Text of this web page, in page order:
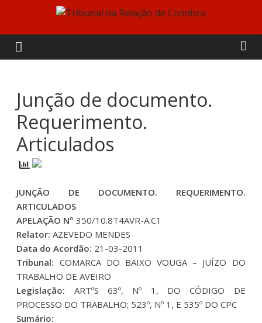
content
Tribunal
da
Relação
de
Coimbra
Junção de documento.
Requerimento.
Articulados
JUNÇÃO DE DOCUMENTO. REQUERIMENTO.
ARTICULADOS
APELAÇÃO Nº 350/10.8T4AVR-A.C1
Relator:AZEVEDO MENDES
Data do Acordão: 21-03-2011
Tribunal: COMARCA DO BAIXO VOUGA – JUÍZO DO
TRABALHO DE AVEIRO
Legislação: ARTºS 63º, Nº 1, DO CÓDIGO DE
PROCESSO DO TRABALHO; 523º, Nº 1, E 535º DO CPC
Sumário: